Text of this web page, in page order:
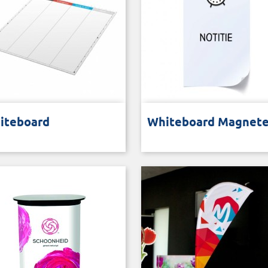
en beschrijfbaar bord Whiteboard
Voor whitebord of memobord